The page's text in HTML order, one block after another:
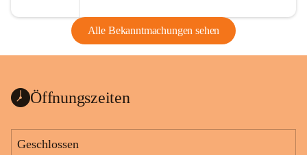
Alle Bekanntmachungen sehen
Öffnungszeiten
Geschlossen